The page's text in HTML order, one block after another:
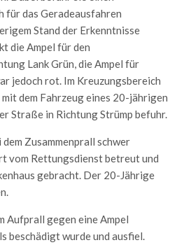
für das Geradeausfahren
Stand der Erkenntnisse
die Ampel für den
Lank Grün, die Ampel für
jedoch rot. Im Kreuzungsbereich
dem Fahrzeug eines 20-jährigen
Straße in Richtung Strümp befuhr.
Zusammenprall schwer
vom Rettungsdienst betreut und
gebracht. Der 20-Jährige
Aufprall gegen eine Ampel
beschädigt wurde und ausfiel.